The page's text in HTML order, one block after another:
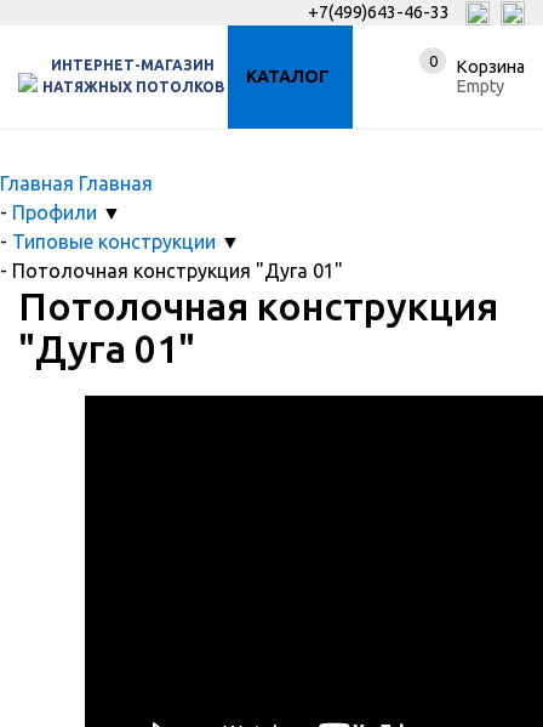
+7(499)643-46-33
ИНТЕРНЕТ-МАГАЗИН
НАТЯЖНЫХ ПОТОЛКОВ
КАТАЛОГ
0
Корзина
Empty
Главная Главная
- Профили ▼
- Типовые конструкции ▼
- Потолочная конструкция "Дуга 01"
Потолочная конструкция
"Дуга 01"